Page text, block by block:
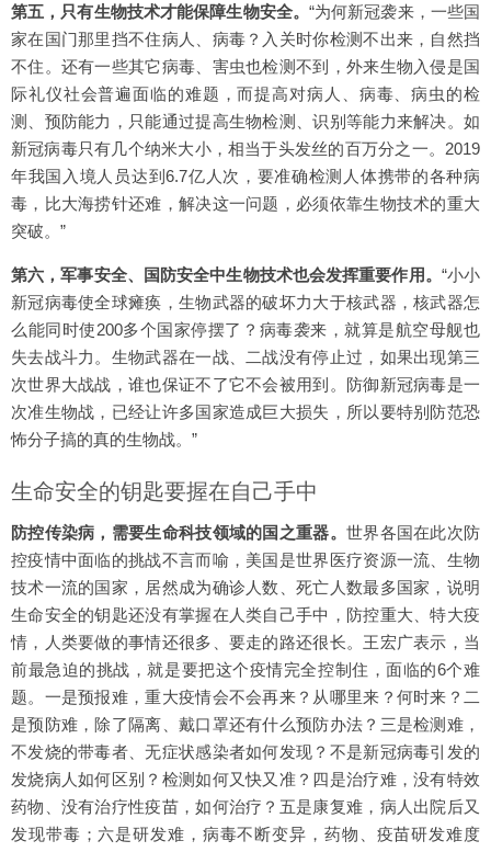
第五，只有生物技术才能保障生物安全。 “为何新冠袭来，一些国
家在国门那里挡不住病人、病毒？入关时你检测不出来，自然挡
不住。还有一些其它病毒、害虫也检测不到，外来生物入侵是国
际礼仪社会普遍面临的难题，而提高对病人、病毒、病虫的检
测、预防能力，只能通过提高生物检测、识别等能力来解决。如
新冠病毒只有几个纳米大小，相当于头发丝的百万分之一。2019
年我国入境人员达到6.7亿人次，要准确检测人体携带的各种病
毒，比大海捞针还难，解决这一问题，必须依靠生物技术的重大
突破。”
第六，军事安全、国防安全中生物技术也会发挥重要作用。 “小小
新冠病毒使全球瘫痪，生物武器的破坏力大于核武器，核武器怎
么能同时使200多个国家停摆了？病毒袭来，就算是航空母舰也
失去战斗力。生物武器在一战、二战没有停止过，如果出现第三
次世界大战战，谁也保证不了它不会被用到。防御新冠病毒是一
次准生物战，已经让许多国家造成巨大损失，所以要特别防范恐
怖分子搞的真的生物战。”
生命安全的钥匙要握在自己手中
防控传染病，需要生命科技领域的国之重器。 世界各国在此次防
控疫情中面临的挑战不言而喻，美国是世界医疗资源一流、生物
技术一流的国家，居然成为确诊人数、死亡人数最多国家，说明
生命安全的钥匙还没有掌握在人类自己手中，防控重大、特大疫
情，人类要做的事情还很多、要走的路还很长。王宏广表示，当
前最急迫的挑战，就是要把这个疫情完全控制住，面临的6个难
题。一是预报难，重大疫情会不会再来？从哪里来？何时来？二
是预防难，除了隔离、戴口罩还有什么预防办法？三是检测难，
不发烧的带毒者、无症状感染者如何发现？不是新冠病毒引发的
发烧病人如何区别？检测如何又快又准？四是治疗难，没有特效
药物、没有治疗性疫苗，如何治疗？五是康复难，病人出院后又
发现带毒；六是研发难，病毒不断变异，药物、疫苗研发难度